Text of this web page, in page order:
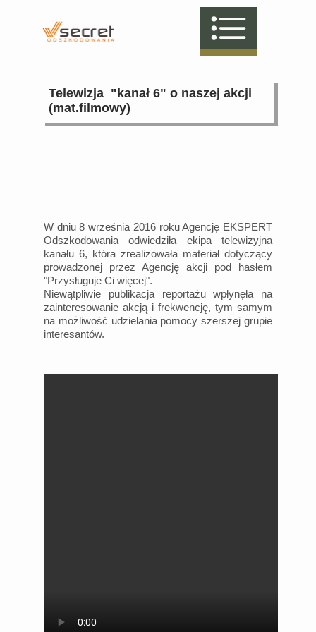
Telewizja "kanał 6" o naszej akcji
(mat.filmowy)
W dniu 8 września 2016 roku Agencję EKSPERT
Odszkodowania odwiedziła ekipa telewizyjna
kanału 6, która zrealizowała materiał dotyczący
prowadzonej przez Agencję akcji pod hasłem
"Przysługuje Ci więcej".
Niewątpliwie publikacja reportażu wpłynęła na
zainteresowanie akcją i frekwencję, tym samym
na możliwość udzielania pomocy szerszej grupie
interesantów.